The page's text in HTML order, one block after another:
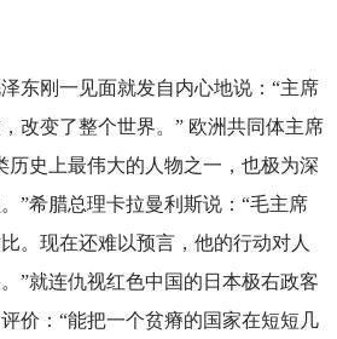
东刚一见面就发自内心地说：“主席
改变了整个世界。” 欧洲共同体主席
历史上最伟大的人物之一，也极为深
”希腊总理卡拉曼利斯说：“毛主席
。现在还难以预言，他的行动对人
”就连仇视红色中国的日本极右政客
价：“能把一个贫瘠的国家在短短几